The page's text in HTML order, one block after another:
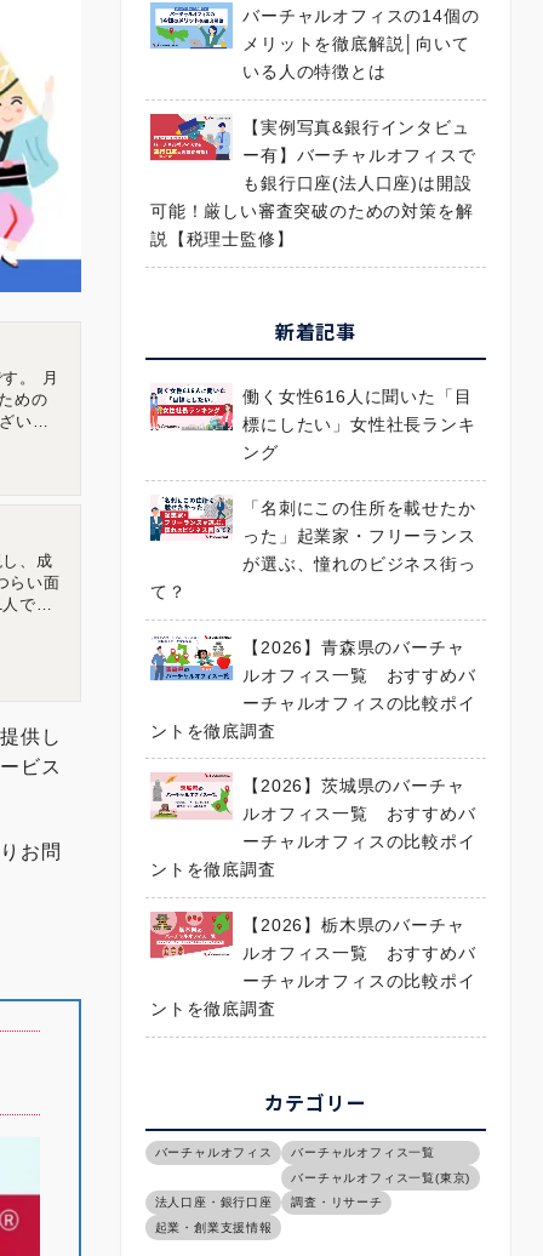
。 月
めの
いま
、成
らい面
でも
？ 〜
な働き
部主
供し
ビス
お問
バーチャルオフィスの14個の
メリットを徹底解説│向いて
いる人の特徴とは
【実例写真&銀行インタビュ
ー有】バーチャルオフィスで
も銀行口座(法人口座)は開設
可能！厳しい審査突破のための対策を解
説【税理士監修】
新着記事
働く女性616人に聞いた「目
標にしたい」女性社長ランキ
ング
「名刺にこの住所を載せたか
った」起業家・フリーランス
が選ぶ、憧れのビジネス街っ
て？
【2026】青森県のバーチャ
ルオフィス一覧 おすすめバ
ーチャルオフィスの比較ポイ
ントを徹底調査
【2026】茨城県のバーチャ
ルオフィス一覧 おすすめバ
ーチャルオフィスの比較ポイ
ントを徹底調査
【2026】栃木県のバーチャ
ルオフィス一覧 おすすめバ
ーチャルオフィスの比較ポイ
ントを徹底調査
カテゴリー
バーチャルオフィス
バーチャルオフィス一覧
バーチャルオフィス一覧(東京)
法人口座・銀行口座
調査・リサーチ
起業・創業支援情報